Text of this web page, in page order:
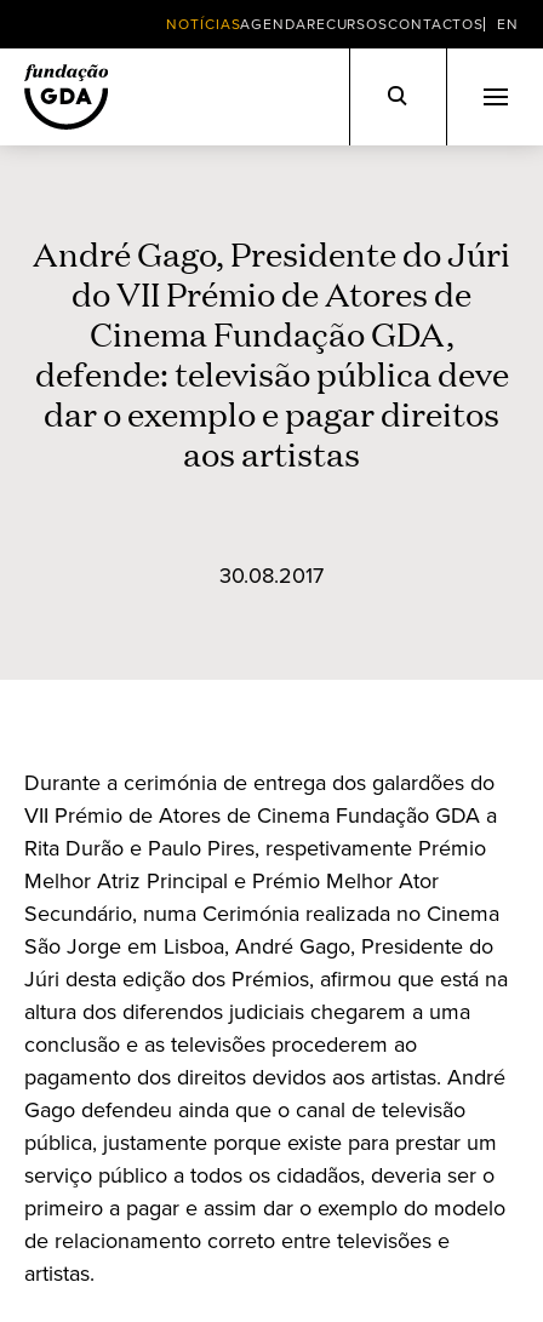
NOTÍCIASAGENDARECURSOSCONTACTOS EN
André Gago, Presidente do Júri
do VII Prémio de Atores de
Cinema Fundação GDA,
defende: televisão pública deve
dar o exemplo e pagar direitos
aos artistas
30.08.2017
Durante a cerimónia de entrega dos galardões do
VII Prémio de Atores de Cinema Fundação GDA a
Rita Durão e Paulo Pires, respetivamente Prémio
Melhor Atriz Principal e Prémio Melhor Ator
Secundário, numa Cerimónia realizada no Cinema
São Jorge em Lisboa, André Gago, Presidente do
Júri desta edição dos Prémios, afirmou que está na
altura dos diferendos judiciais chegarem a uma
conclusão e as televisões procederem ao
pagamento dos direitos devidos aos artistas. André
Gago defendeu ainda que o canal de televisão
pública, justamente porque existe para prestar um
serviço público a todos os cidadãos, deveria ser o
primeiro a pagar e assim dar o exemplo do modelo
de relacionamento correto entre televisões e
artistas.